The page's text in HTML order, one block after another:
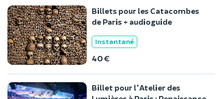
Billets pour les Catacombes
de Paris + audioguide
Instantané
40 €
Billet pour l'Atelier des